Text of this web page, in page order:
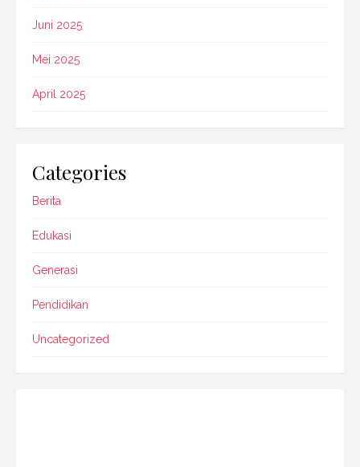
Juni 2025
Mei 2025
April 2025
Categories
Berita
Edukasi
Generasi
Pendidikan
Uncategorized